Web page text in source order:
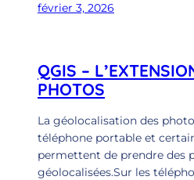
février 3, 2026
QGIS –
PHOTOS
La géolocalisation des
téléphone portable et
permettent de prendre des
géolocalisées.Sur les